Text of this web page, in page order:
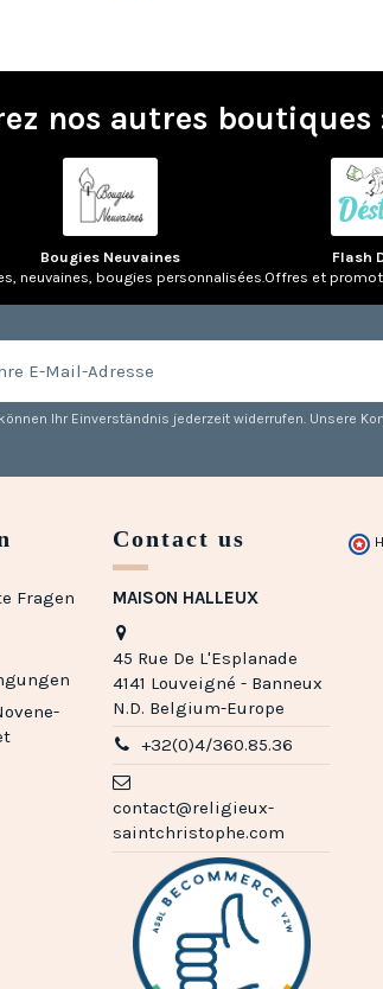
nos autres boutiques
Bougies Neuvaines
neuvaines, bougies personnalisées.
Flash
Offres et
Ihr Einverständnis jederzeit widerrufen. Unsere
Fragen
Contact us
MAISON HALLEUX
45 Rue De L'Esplanade
4141 Louveigné - Banneux
N.D. Belgium-Europe
+32(0)4/360.85.36
contact@religieux-
saintchristophe.com